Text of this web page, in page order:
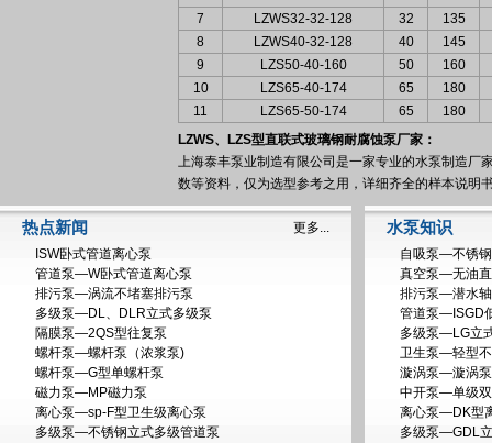
7
LZWS32-32-128 32
135
8
LZWS40-32-128 40
145
9
LZS50-40-160 50
160
10
LZS65-40-174 65
180
11
LZS65-50-174 65
180
LZWS、LZS型直联式玻璃钢耐腐蚀泵厂家：
上海泰丰泵业制造有限公司是一家专业的水泵制造厂
数等资料，仅为选型参考之用，详细齐全的样本说明
更多...
热点新闻
ISW卧式管道离心泵
管道泵—W卧式管道离心泵
排污泵—涡流不堵塞排污泵
多级泵—DL、DLR立式多级泵
隔膜泵—2QS型往复泵
螺杆泵—螺杆泵（浓浆泵)
螺杆泵—G型单螺杆泵
磁力泵—MP磁力泵
离心泵—sp-F型卫生级离心泵
多级泵—不锈钢立式多级管道泵
水泵知识
自吸泵—不锈
真空泵—无油
排污泵—潜水
管道泵—ISGD
多级泵—LG立
卫生泵—轻型
漩涡泵—漩涡泵
中开泵—单级
离心泵—DK型
多级泵—GDL